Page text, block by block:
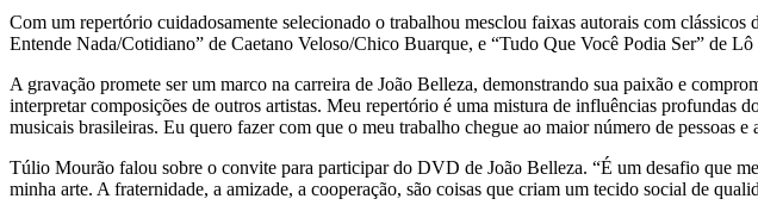
Com um repertório cuidadosamente selecionado o trabalhou mesclou faixas autorais com
Entende Nada/Cotidiano” de Caetano Veloso/Chico Buarque, e “Tudo Que Você Podia Ser” de
A gravação promete ser um marco na carreira de João Belleza, demonstrando sua paixão e
interpretar composições de outros artistas. Meu repertório é uma mistura de influências profundas
musicais brasileiras. Eu quero fazer com que o meu trabalho chegue ao maior número de pessoas
Túlio Mourão falou sobre o convite para participar do DVD de João Belleza. “É um desafio que
minha arte. A fraternidade, a amizade, a cooperação, são coisas que criam um tecido social de